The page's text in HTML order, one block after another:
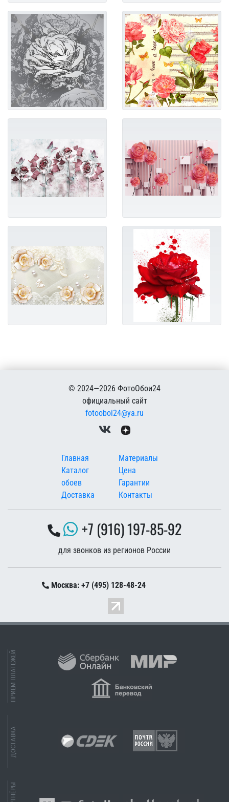
© 2024—2026 ФотоОбои24
официальный сайт
fotooboi24@ya.ru
Меню в подвале
Главная
Каталог
обоев
Доставка
Материалы
Цена
Гарантии
Контакты
+7 (916) 197-85-92
для звонков из регионов России
Москва: +7 (495) 128-48-24
ПРИЕМ ПЛАТЕЖЕЙ
ДОСТАВКА